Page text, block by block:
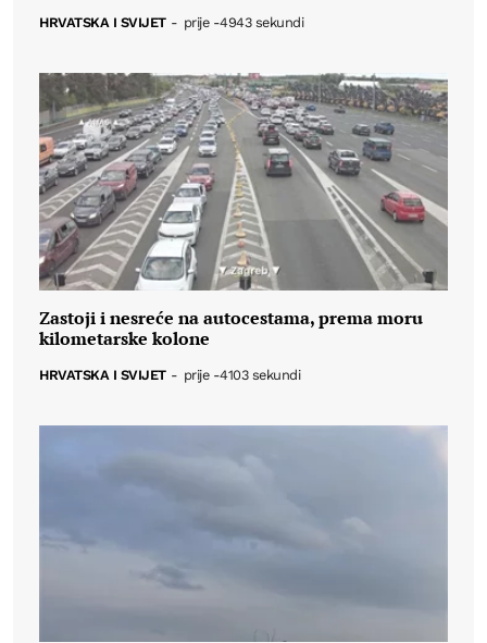
HRVATSKA I SVIJET - prije -4943 sekundi
Zastoji i nesreće na autocestama, prema moru
kilometarske kolone
HRVATSKA I SVIJET - prije -4103 sekundi